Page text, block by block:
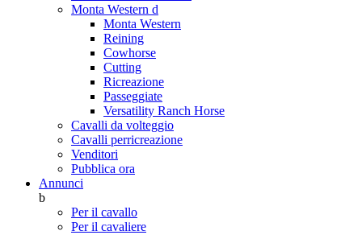
Monta Western d
Monta Western
Reining
Cowhorse
Cutting
Ricreazione
Passeggiate
Versatility Ranch Horse
Cavalli da volteggio
Cavalli perricreazione
Venditori
Pubblica ora
Annunci
b
Per il cavallo
Per il cavaliere